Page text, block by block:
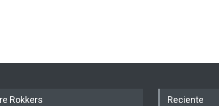
Rokkers Reciente